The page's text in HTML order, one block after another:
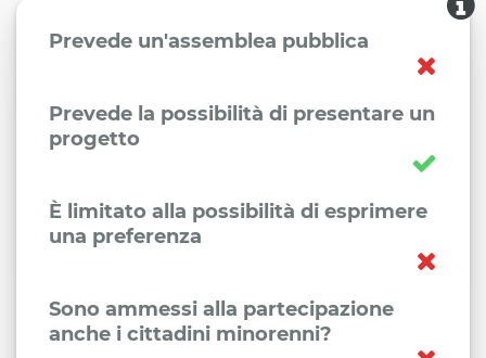
Prevede un'assemblea pubblica
Prevede la possibilità di presentare un
progetto
È limitato alla possibilità di esprimere
una preferenza
Sono ammessi alla partecipazione
anche i cittadini minorenni?